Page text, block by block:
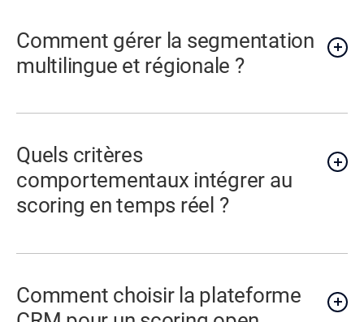
Comment gérer la segmentation
multilingue et régionale ?
Quels critères
comportementaux intégrer au
scoring en temps réel ?
Comment choisir la plateforme